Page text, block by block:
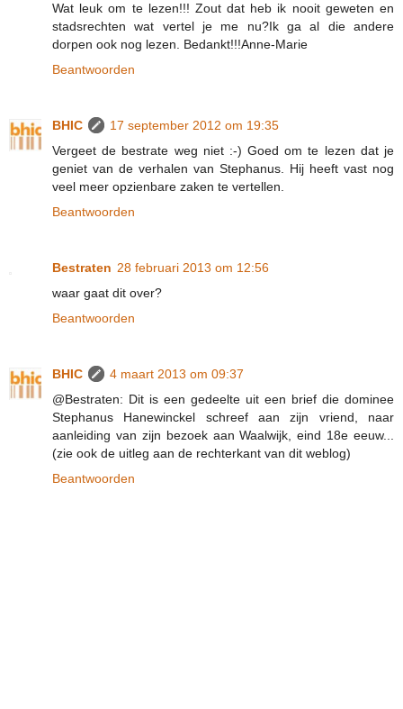
Wat leuk om te lezen!!! Zout dat heb ik nooit geweten en
stadsrechten wat vertel je me nu?Ik ga al die andere
dorpen ook nog lezen. Bedankt!!!Anne-Marie
Beantwoorden
BHIC
17 september 2012 om 19:35
Vergeet de bestrate weg niet :-) Goed om te lezen dat je
geniet van de verhalen van Stephanus. Hij heeft vast nog
veel meer opzienbare zaken te vertellen.
Beantwoorden
Bestraten 28 februari 2013 om 12:56
waar gaat dit over?
Beantwoorden
BHIC
4 maart 2013 om 09:37
@Bestraten: Dit is een gedeelte uit een brief die dominee
Stephanus Hanewinckel schreef aan zijn vriend, naar
aanleiding van zijn bezoek aan Waalwijk, eind 18e eeuw...
(zie ook de uitleg aan de rechterkant van dit weblog)
Beantwoorden